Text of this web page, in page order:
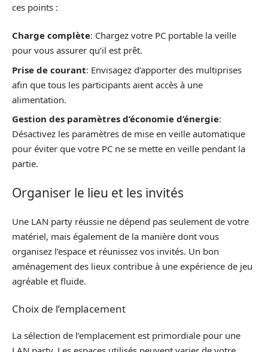
ces points :
Charge complète: Chargez votre PC portable la veille
pour vous assurer qu’il est prêt.
Prise de courant: Envisagez d’apporter des multiprises
afin que tous les participants aient accès à une
alimentation.
Gestion des paramètres d’économie d’énergie:
Désactivez les paramètres de mise en veille automatique
pour éviter que votre PC ne se mette en veille pendant la
partie.
Organiser le lieu et les invités
Une LAN party réussie ne dépend pas seulement de votre
matériel, mais également de la manière dont vous
organisez l’espace et réunissez vos invités. Un bon
aménagement des lieux contribue à une expérience de jeu
agréable et fluide.
Choix de l’emplacement
La sélection de l’emplacement est primordiale pour une